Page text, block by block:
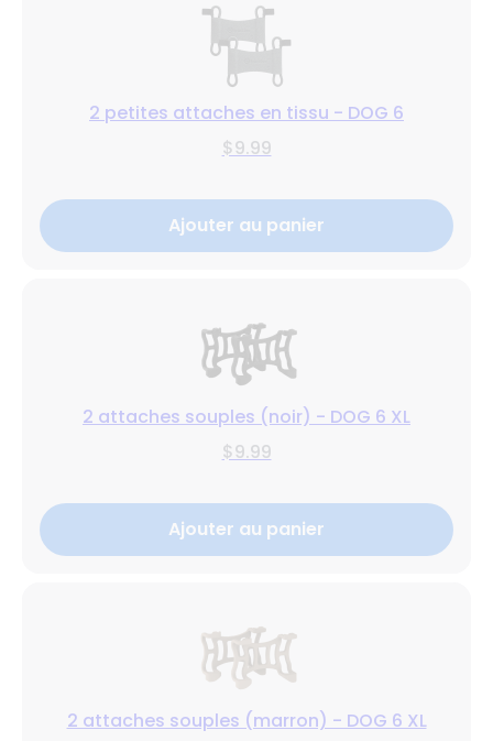
2 petites attaches en tissu - DOG 6
$9.99
Ajouter au panier
2 attaches souples (noir) - DOG 6 XL
$9.99
Ajouter au panier
2 attaches souples (marron) - DOG 6 XL